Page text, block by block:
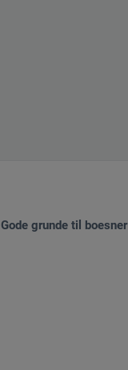
Gode grunde til boesner